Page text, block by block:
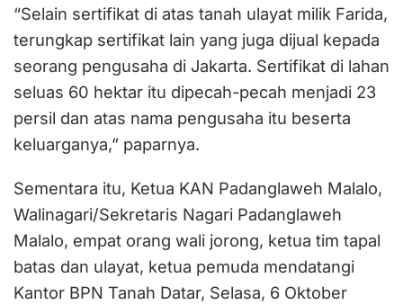
“Selain sertifikat di atas tanah ulayat milik Farida,
terungkap sertifikat lain yang juga dijual kepada
seorang pengusaha di Jakarta. Sertifikat di lahan
seluas 60 hektar itu dipecah-pecah menjadi 23
persil dan atas nama pengusaha itu beserta
keluarganya,” paparnya.
Sementara itu, Ketua KAN Padanglaweh Malalo,
Walinagari/Sekretaris Nagari Padanglaweh
Malalo, empat orang wali jorong, ketua tim tapal
batas dan ulayat, ketua pemuda mendatangi
Kantor BPN Tanah Datar, Selasa, 6 Oktober